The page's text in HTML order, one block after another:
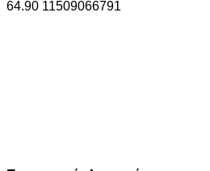
64.90 11509066791